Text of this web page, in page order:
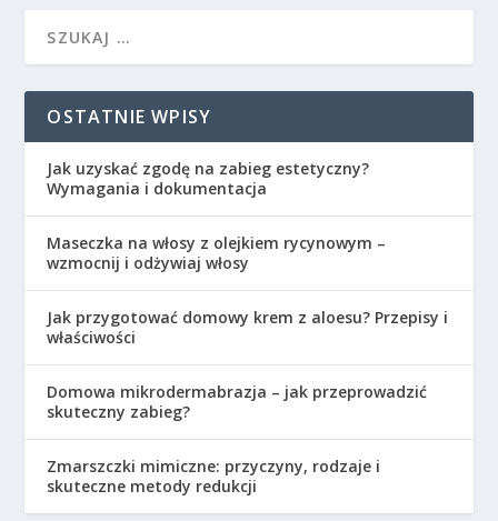
OSTATNIE WPISY
Jak uzyskać zgodę na zabieg estetyczny?
Wymagania i dokumentacja
Maseczka na włosy z olejkiem rycynowym –
wzmocnij i odżywiaj włosy
Jak przygotować domowy krem z aloesu? Przepisy i
właściwości
Domowa mikrodermabrazja – jak przeprowadzić
skuteczny zabieg?
Zmarszczki mimiczne: przyczyny, rodzaje i
skuteczne metody redukcji